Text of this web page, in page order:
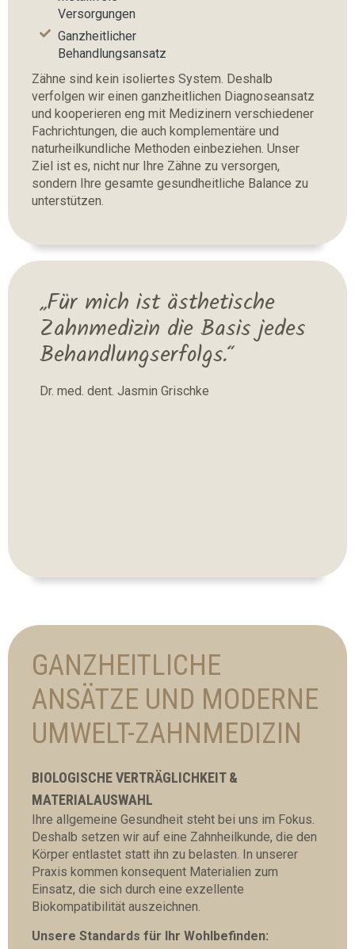
Versorgungen
Ganzheitlicher
Behandlungsansatz
Zähne sind kein isoliertes System. Deshalb
verfolgen wir einen ganzheitlichen Diagnoseansatz
und kooperieren eng mit Medizinern verschiedener
Fachrichtungen, die auch komplementäre und
naturheilkundliche Methoden einbeziehen. Unser
Ziel ist es, nicht nur Ihre Zähne zu versorgen,
sondern Ihre gesamte gesundheitliche Balance zu
unterstützen.
„Für mich ist ästhetische
Zahnmedizin die Basis jedes
Behandlungserfolgs.“
Dr. med. dent. Jasmin Grischke
GANZHEITLICHE
ANSÄTZE UND MODERNE
UMWELT-ZAHNMEDIZIN
BIOLOGISCHE VERTRÄGLICHKEIT &
MATERIALAUSWAHL
Ihre allgemeine Gesundheit steht bei uns im Fokus.
Deshalb setzen wir auf eine Zahnheilkunde, die den
Körper entlastet statt ihn zu belasten. In unserer
Praxis kommen konsequent Materialien zum
Einsatz, die sich durch eine exzellente
Biokompatibilität auszeichnen.
Unsere Standards für Ihr Wohlbefinden: